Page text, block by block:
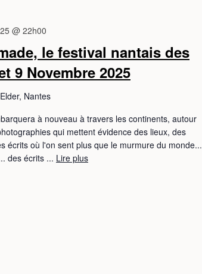
le festival nantais des
9 Novembre 2025
@ 22h00
Nantes
à nouveau à travers les continents, autour
qui mettent évidence des lieux, des
écrits où l'on sent plus que le murmure du monde...
des écrits ... Lire plus